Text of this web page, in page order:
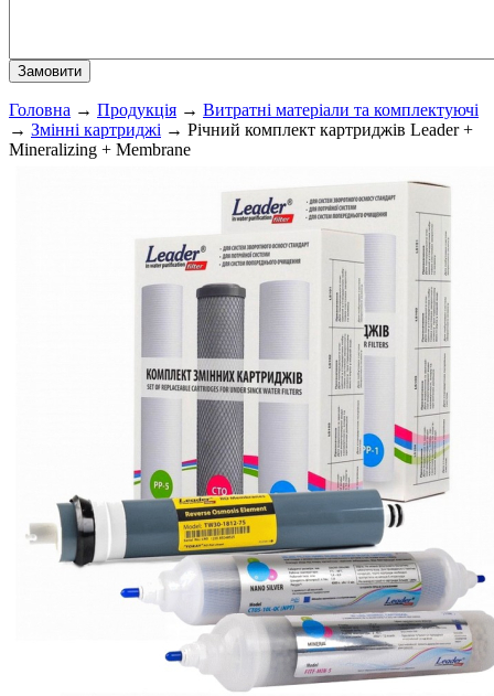
Головна → Продукція → Витратні матеріали та комплектуючі
→ Змінні картриджі → Річний комплект картриджів Leader +
Mineralizing + Membrane